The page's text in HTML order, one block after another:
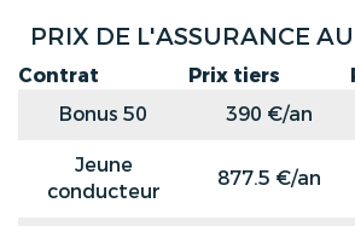
PRIX DE L'ASSURANCE
Contrat Prix tiers
Bonus 50
390 €/an
Jeune
conducteur
877.5 €/an